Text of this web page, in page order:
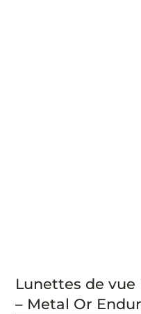
Lunettes de vue
– Metal Or